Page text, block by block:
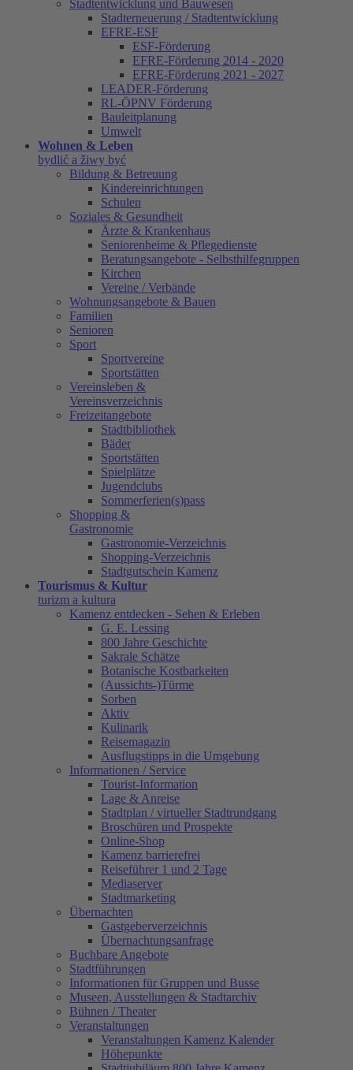
Stadtentwicklung und Bauwesen
Stadterneuerung / Stadtentwicklung
EFRE-ESF
ESF-Förderung
EFRE-Förderung 2014 - 2020
EFRE-Förderung 2021 - 2027
LEADER-Förderung
RL-ÖPNV Förderung
Bauleitplanung
Umwelt
Wohnen & Leben
bydlić a žiwy być
Bildung & Betreuung
Kindereinrichtungen
Schulen
Soziales & Gesundheit
Ärzte & Krankenhaus
Seniorenheime & Pflegedienste
Beratungsangebote - Selbsthilfegruppen
Kirchen
Vereine / Verbände
Wohnungsangebote & Bauen
Familien
Senioren
Sport
Sportvereine
Sportstätten
Vereinsleben &
Vereinsverzeichnis
Freizeitangebote
Stadtbibliothek
Bäder
Sportstätten
Spielplätze
Jugendclubs
Sommerferien(s)pass
Shopping &
Gastronomie
Gastronomie-Verzeichnis
Shopping-Verzeichnis
Stadtgutschein Kamenz
Tourismus & Kultur
turizm a kultura
Kamenz entdecken - Sehen & Erleben
G. E. Lessing
800 Jahre Geschichte
Sakrale Schätze
Botanische Kostbarkeiten
(Aussichts-)Türme
Sorben
Aktiv
Kulinarik
Reisemagazin
Ausflugstipps in die Umgebung
Informationen / Service
Tourist-Information
Lage & Anreise
Stadtplan / virtueller Stadtrundgang
Broschüren und Prospekte
Online-Shop
Kamenz barrierefrei
Reiseführer 1 und 2 Tage
Mediaserver
Stadtmarketing
Übernachten
Gastgeberverzeichnis
Übernachtungsanfrage
Buchbare Angebote
Stadtführungen
Informationen für Gruppen und Busse
Museen, Ausstellungen & Stadtarchiv
Bühnen / Theater
Veranstaltungen
Veranstaltungen Kamenz Kalender
Höhepunkte